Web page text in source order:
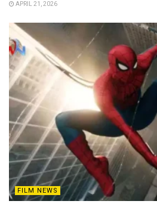
APRIL 21, 2026
FILM NEWS